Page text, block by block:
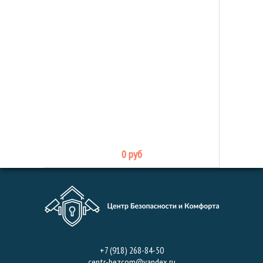
0 руб
+7 (918) 268-84-50